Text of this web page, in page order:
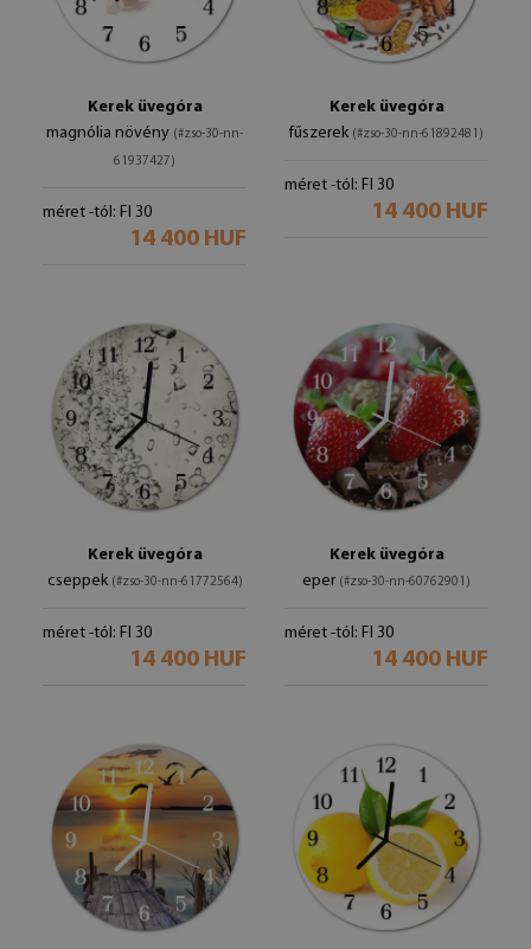
Kerek üvegóra
magnólia növény (#zso-30-nn-
61937427)
méret -tól: FI 30
14 400 HUF
Kerek üvegóra
fűszerek (#zso-30-nn-61892481)
méret -tól: FI 30
14 400 HUF
Kerek üvegóra
cseppek (#zso-30-nn-61772564)
méret -tól: FI 30
14 400 HUF
Kerek üvegóra
eper (#zso-30-nn-60762901)
méret -tól: FI 30
14 400 HUF